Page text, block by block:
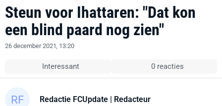
Steun voor Ihattaren: "Dat kon
een blind paard nog zien"
26 december 2021, 13:20
Interessant 0 reacties
Redactie FCUpdate | Redacteur